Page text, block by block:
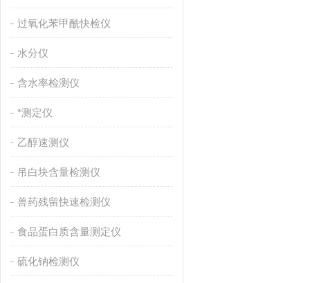
过氧化苯甲酰快检仪
水分仪
含水率检测仪
*测定仪
乙醇速测仪
吊白块含量检测仪
兽药残留快速检测仪
食品蛋白质含量测定仪
硫化钠检测仪